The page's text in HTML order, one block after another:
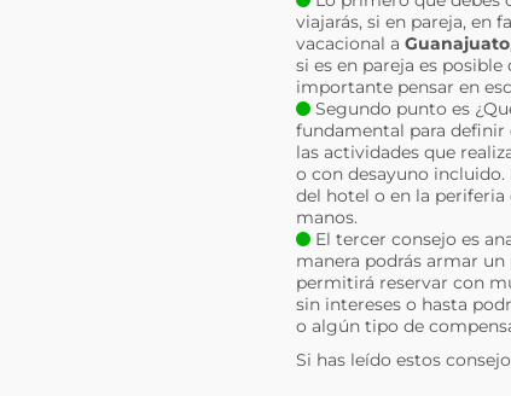
viajarás, si en pareja, en
vacacional a Guanajuato
si es en pareja es
importante pensar en
Segundo punto es
fundamental para definir
las actividades que
o con desayuno
del hotel o en la
manos.
El tercer consejo es
manera podrás armar
permitirá reservar con
sin intereses o hasta
o algún tipo de
Si has leído estos